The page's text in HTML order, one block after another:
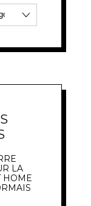
LA
HOME